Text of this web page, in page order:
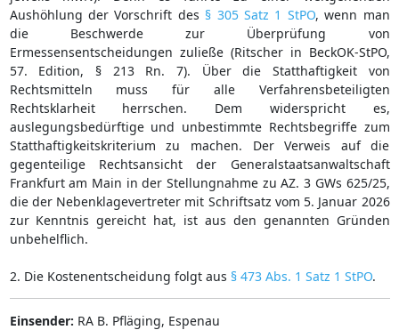
Aushöhlung der Vorschrift des § 305 Satz 1 StPO, wenn man
die Beschwerde zur Überprüfung von
Ermessensentscheidungen zuließe (Ritscher in BeckOK-StPO,
57. Edition, § 213 Rn. 7). Über die Statthaftigkeit von
Rechtsmitteln muss für alle Verfahrensbeteiligten
Rechtsklarheit herrschen. Dem widerspricht es,
auslegungsbedürftige und unbestimmte Rechtsbegriffe zum
Statthaftigkeitskriterium zu machen. Der Verweis auf die
gegenteilige Rechtsansicht der Generalstaatsanwaltschaft
Frankfurt am Main in der Stellungnahme zu AZ. 3 GWs 625/25,
die der Nebenklagevertreter mit Schriftsatz vom 5. Januar 2026
zur Kenntnis gereicht hat, ist aus den genannten Gründen
unbehelflich.
2. Die Kostenentscheidung folgt aus § 473 Abs. 1 Satz 1 StPO.
Einsender: RA B. Pfläging, Espenau